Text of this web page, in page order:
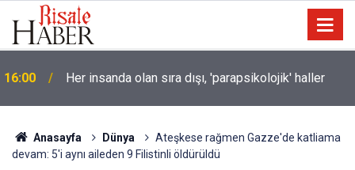
15:30
çocuğu katletti
Anasayfa Dünya
Ateşkese rağmen Gazze'de katliama
devam: 5'i aynı aileden 9 Filistinli öldürüldü